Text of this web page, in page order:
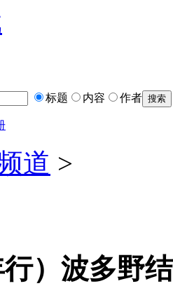
标题 内容 作者
道 >
行）波多野